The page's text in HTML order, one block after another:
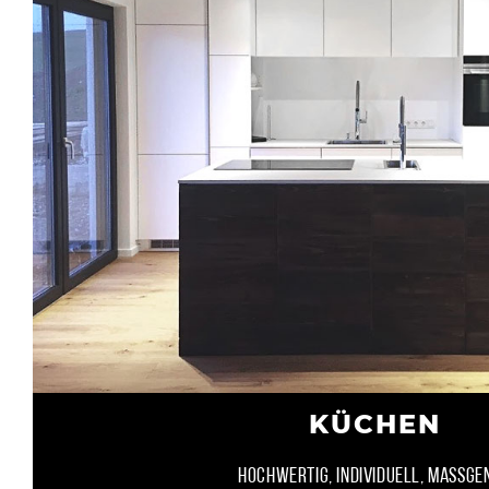
KÜCHEN
HOCHWERTIG, INDIVIDUELL,